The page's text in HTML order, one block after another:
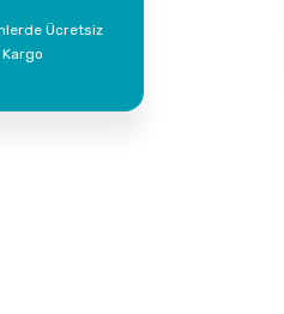
Yumuşatıcı Bahar Kokulu 20 LT
Ücretsiz
Kargo